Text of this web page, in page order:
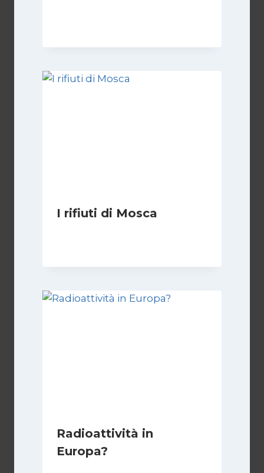
I rifiuti di Mosca
Radioattività in
Europa?